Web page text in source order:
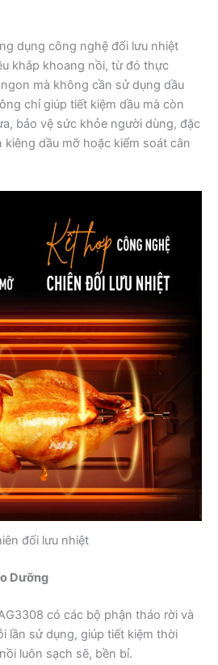
dụng công nghệ đối lưu nhiệt
khắp khoang nồi, từ đó thực
mà không cần sử dụng dầu
chỉ giúp tiết kiệm dầu mà còn
bảo vệ sức khỏe người dùng, đặc
dầu mỡ hoặc kiểm soát cân
đối lưu nhiệt
Dưỡng
có các bộ phận tháo rời và
lần sử dụng, giúp tiết kiệm thời
luôn sạch sẽ, bền bỉ.